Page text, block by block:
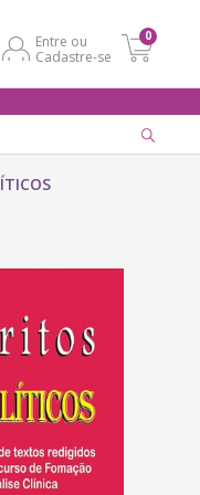
Entre ou
Cadastre-se
0